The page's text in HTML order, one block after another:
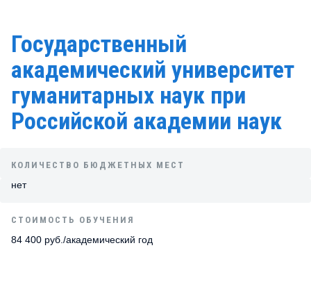
Государственный
академический университет
гуманитарных наук при
Российской академии наук
КОЛИЧЕСТВО БЮДЖЕТНЫХ МЕСТ
нет
СТОИМОСТЬ ОБУЧЕНИЯ
84 400 руб./академический год